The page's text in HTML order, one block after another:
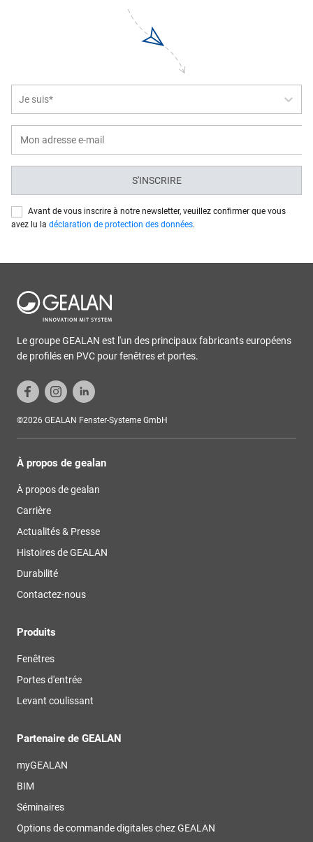
Je suis*
S'INSCRIRE
Avant de vous inscrire à notre newsletter, veuillez confirmer que vous
avez lu la déclaration de protection des données.
Le groupe GEALAN est l'un des principaux fabricants européens
de profilés en PVC pour fenêtres et portes.
©2026 GEALAN Fenster-Systeme GmbH
À propos de gealan
À propos de gealan
Carrière
Actualités & Presse
Histoires de GEALAN
Durabilité
Contactez-nous
Produits
Fenêtres
Portes d'entrée
Levant coulissant
Partenaire de GEALAN
myGEALAN
BIM
Séminaires
Options de commande digitales chez GEALAN